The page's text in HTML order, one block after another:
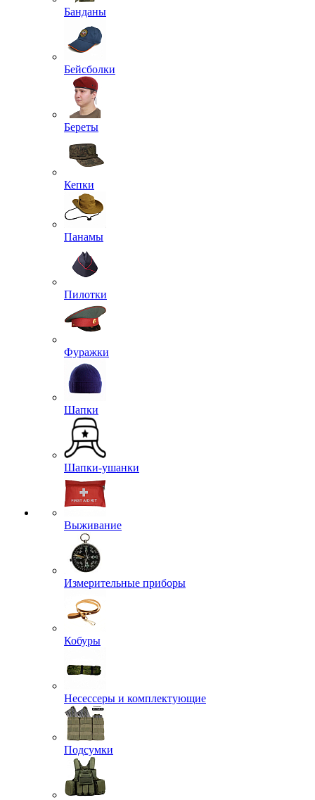
Банданы
Бейсболки
Береты
Кепки
Панамы
Пилотки
Фуражки
Шапки
Шапки-ушанки
Выживание
Измерительные приборы
Кобуры
Несессеры и комплектующие
Подсумки